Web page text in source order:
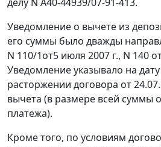
делу N А40-44939/07-91-413.
Уведомление о вычете из
его суммы было дважды
N 110/1от5 июля 2007 г., N 140
Уведомление указывало на
расторжении договора от
вычета (в размере всей суммы
платежа).
Кроме того, по условиям